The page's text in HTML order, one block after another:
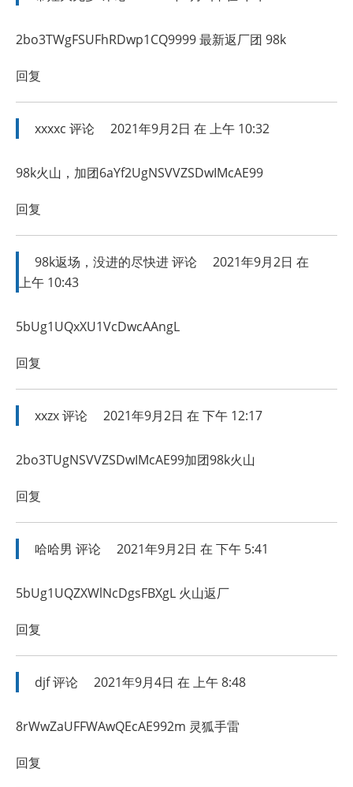
2bo3TWgFSUFhRDwp1CQ9999 最新返厂团 98k
回复
xxxxc 评论 2021年9月2日 在 上午 10:32
98k火山，加团6aYf2UgNSVVZSDwIMcAE99
回复
98k返场，没进的尽快进评论
2021年9月2日 在
上午 10:43
5bUg1UQxXU1VcDwcAAngL
回复
xxzx评论 2021年9月2日 在 下午 12:17
2bo3TUgNSVVZSDwIMcAE99加团98k火山
回复
哈哈男 评论 2021年9月2日 在 下午 5:41
5bUg1UQZXWlNcDgsFBXgL 火山返厂
回复
djf评论 2021年9月4日 在 上午 8:48
8rWwZaUFFWAwQEcAE992m 灵狐手雷
回复